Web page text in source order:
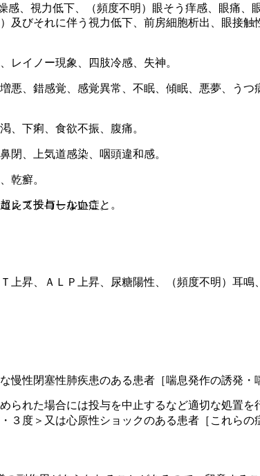
、視力低下、（頻度不明）眼そう痒感、眼痛、
及びそれに伴う視力低下、前房細胞析出、眼接
イノー現象、四肢冷感、失神。
、錯感覚、感覚異常、不眠、傾眠、悪夢、う
、下痢、食欲不振、腹痛。
、上気道感染、咽頭違和感。
乾癬。
レステロール血症。
昇、ＡＬＰ上昇、尿糖陽性、（頻度不明）耳
性閉塞性肺疾患のある患者［喘息発作の誘発
度＞又は心原性ショックのある患者［これらの
えて投与しないこと。
れた場合には投与を中止するなど適切な処置を